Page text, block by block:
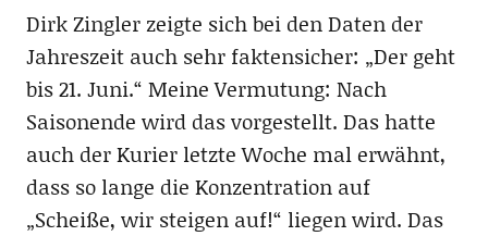
Dirk Zingler zeigte sich bei den Daten der
Jahreszeit auch sehr faktensicher: „Der geht
bis 21. Juni.“ Meine Vermutung: Nach
Saisonende wird das vorgestellt. Das hatte
auch der Kurier letzte Woche mal erwähnt,
dass so lange die Konzentration auf
„Scheiße, wir steigen auf!“ liegen wird. Das